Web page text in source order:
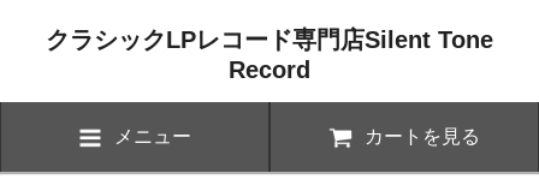
クラシックLPレコード専門店Silent Tone
Record
メニュー カートを見る